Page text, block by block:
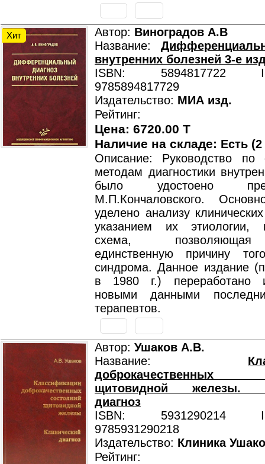
Хит Автор: Виноградов А.В
Название:
внутренних болезней 3-е
ISBN: 5894817722
9785894817729
Издательство: МИА изд.
Рейтинг:
Цена: 6720.00 T
Наличие на складе: Есть
Описание: Руководство по
методам диагностики
было удостоено
М.П.Кончаловского.
уделено анализу
указанием их этиологии,
схема,
единственную причину
синдрома. Данное издание
в 1980 г.) переработано
новыми данными
терапевтов.
Автор: Ушаков А.В.
Название:
доброкачественных
щитовидной железы.
диагноз
ISBN: 5931290214
9785931290218
Издательство: Клиника
Рейтинг: